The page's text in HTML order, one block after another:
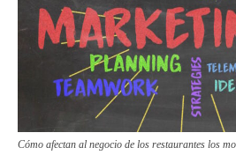
Cómo afectan al negocio de los restaurantes los